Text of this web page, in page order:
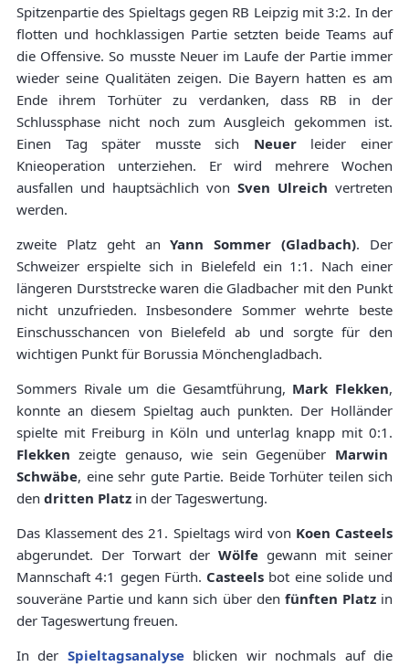
Spitzenpartie des Spieltags gegen RB Leipzig mit 3:2. In der
flotten und hochklassigen Partie setzten beide Teams auf
die Offensive. So musste Neuer im Laufe der Partie immer
wieder seine Qualitäten zeigen. Die Bayern hatten es am
Ende ihrem Torhüter zu verdanken, dass RB in der
Schlussphase nicht noch zum Ausgleich gekommen ist.
Einen Tag später musste sich Neuerleider einer
Knieoperation unterziehen. Er wird mehrere Wochen
ausfallen und hauptsächlich von Sven Ulreich vertreten
werden.
zweite Platz geht anYann Sommer (Gladbach). Der
Schweizer erspielte sich in Bielefeld ein 1:1. Nach einer
längeren Durststrecke waren die Gladbacher mit den Punkt
nicht unzufrieden. Insbesondere Sommer wehrte beste
Einschusschancen von Bielefeld ab und sorgte für den
wichtigen Punkt für Borussia Mönchengladbach.
Sommers Rivale um die Gesamtführung, Mark Flekken,
konnte an diesem Spieltag auch punkten. Der Holländer
spielte mit Freiburg in Köln und unterlag knapp mit 0:1.
Flekkenzeigte genauso, wie sein Gegenüber Marwin
Schwäbe, eine sehr gute Partie. Beide Torhüter teilen sich
den dritten Platz in der Tageswertung.
Das Klassement des 21. Spieltags wird von Koen Casteels
abgerundet. Der Torwart der Wölfe gewann mit seiner
Mannschaft 4:1 gegen Fürth. Casteels bot eine solide und
souveräne Partie und kann sich über den fünften Platzin
der Tageswertung freuen.
In der Spieltagsanalyseblicken wir nochmals auf die